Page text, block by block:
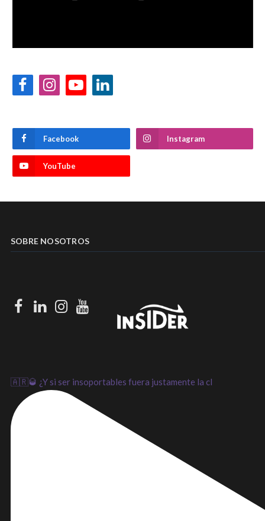
FacebookInstagramYouTubeLinkedIn
Facebook Instagram
YouTube
SOBRE NOSOTROS
Facebook
LinkedIn
Instagram
Youtube
🇦🇷🥃 ¿Y si ser insoportables fuera justamente la cl